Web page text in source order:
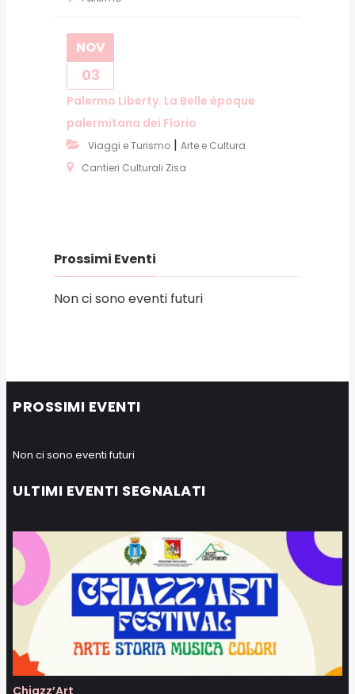
NOV
03
Palermo Liberty. La Belle époque
palermitana dei Florio
Viaggi e Turismo | Arte e Cultura
Cantieri Culturali Zisa
Prossimi Eventi
Non ci sono eventi futuri
PROSSIMI EVENTI
Non ci sono eventi futuri
ULTIMI EVENTI SEGNALATI
Chiazz’Art